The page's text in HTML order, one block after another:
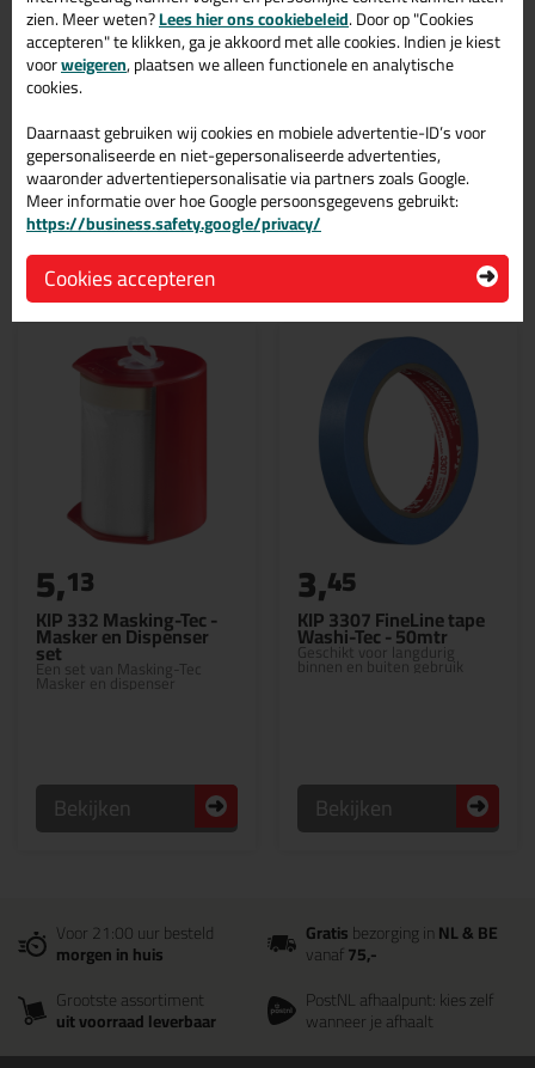
36mm
Bestel de KIP 3301 Ultra Sharp - Masking-Tec - 50 mtr in 36mm
vandaag nog! Vandaag besteld = morgen in huis.
Wil je meer weten over de toepassing en kenmerken van dit
product?Lees alles over dit product >
Gerelateerde producten
KIP 332 Masking-Tec -
Masker en Dispenser
set
Een set van Masking-Tec
Masker en dispenser
5,13
Bekijken
KIP 3307 FineLine tape
Washi-Tec - 50mtr
Geschikt voor langdurig
binnen en buiten gebruik
3,45
Bekijken
Voor 21:00 uur besteld
morgen in huis
Gratisbezorging inNL & BE
vanaf75,-
Grootste assortiment
uit voorraad leverbaar
PostNL afhaalpunt: kies zelf
wanneer je afhaalt
zien. Meer weten?Lees hier ons cookiebeleid. Door op "Cookies
accepteren" te klikken, ga je akkoord met alle cookies. Indien je kiest
voorweigeren, plaatsen we alleen functionele en analytische
cookies.
Daarnaast gebruiken wij cookies en mobiele advertentie-ID’s voor
gepersonaliseerde en niet-gepersonaliseerde advertenties,
waaronder advertentiepersonalisatie via partners zoals Google.
Meer informatie over hoe Google persoonsgegevens gebruikt:
https://business.safety.google/privacy/
Cookies accepteren